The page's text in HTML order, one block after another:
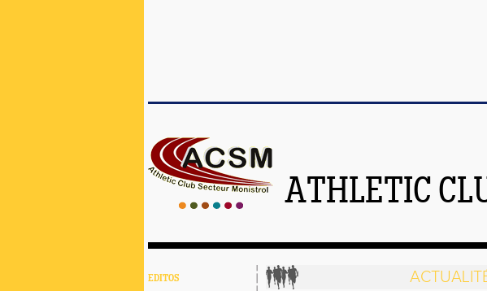
ATHLETIC
EDITOS